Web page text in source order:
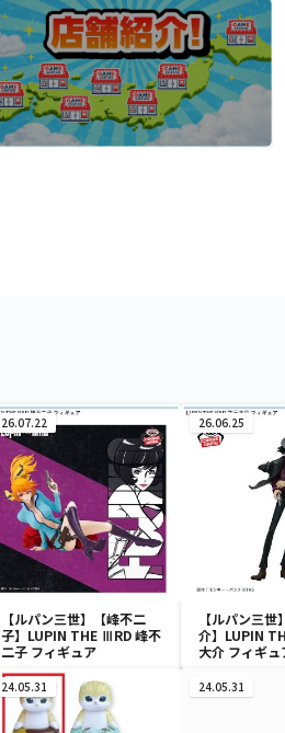
26.07.22
【ルパン三世】【峰不二
子】LUPIN THE ⅢRD 峰不
二子 フィギュア
26.06.25
【ルパン三
介】LUPIN
大介 フィギュ
24.05.31 24.05.31